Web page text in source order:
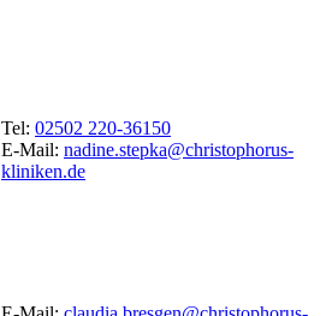
Tel: 02502 220-36150
E-Mail: nadine.stepka@christophorus-
kliniken.de